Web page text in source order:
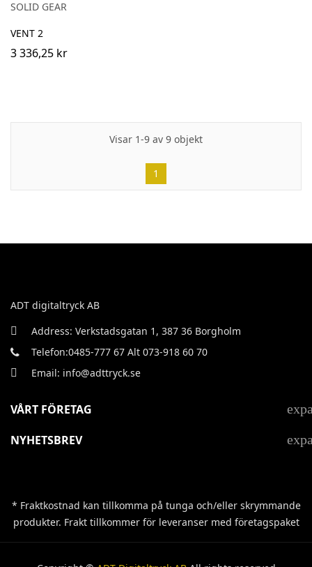
SOLID GEAR
VENT 2
3 336,25 kr
Visar 1-9 av 9 objekt
1
ADT digitaltryck AB
Address: Verkstadsgatan 1, 387 36 Borgholm
Telefon:0485-777 67 Alt 073-918 60 70
Email: info@adttryck.se
VÅRT FÖRETAG
NYHETSBREV
* Fraktkostnad kan tillkomma på tunga och/eller skrymmande
produkter. Frakt tillkommer för leveranser med företagspaket